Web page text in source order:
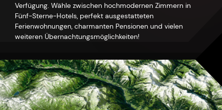
Verfügung. Wähle zwischen hochmodernen Zimmern in
Fünf-Sterne-Hotels, perfekt ausgestatteten
Ferienwohnungen, charmanten Pensionen und vielen
weiteren Übernachtungsmöglichkeiten!